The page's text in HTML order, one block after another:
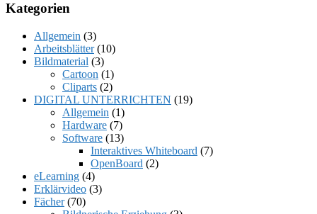
Kategorien
Allgemein (3)
Arbeitsblätter(10)
Bildmaterial (3)
Cartoon (1)
Cliparts (2)
DIGITAL UNTERRICHTEN (19)
Allgemein (1)
Hardware (7)
Software (13)
Interaktives Whiteboard (7)
OpenBoard (2)
eLearning (4)
Erklärvideo (3)
Fächer(70)